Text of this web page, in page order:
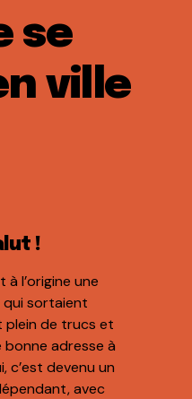
se
ville
!
à l’origine une
sortaient
de trucs et
adresse à
c’est devenu un
avec